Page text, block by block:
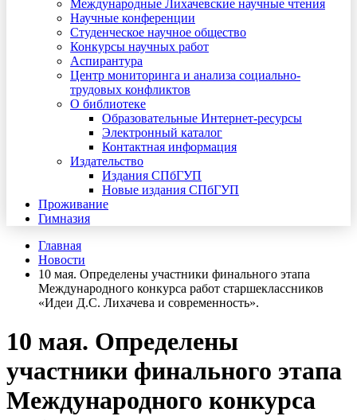
Международные Лихачевские научные чтения
Научные конференции
Студенческое научное общество
Конкурсы научных работ
Аспирантура
Центр мониторинга и анализа социально-
трудовых конфликтов
О библиотеке
Образовательные Интернет-ресурсы
Электронный каталог
Контактная информация
Издательство
Издания СПбГУП
Новые издания СПбГУП
Проживание
Гимназия
Главная
Новости
10 мая. Определены участники финального этапа
Международного конкурса работ старшеклассников
«Идеи Д.С. Лихачева и современность».
10 мая. Определены
участники финального этапа
Международного конкурса